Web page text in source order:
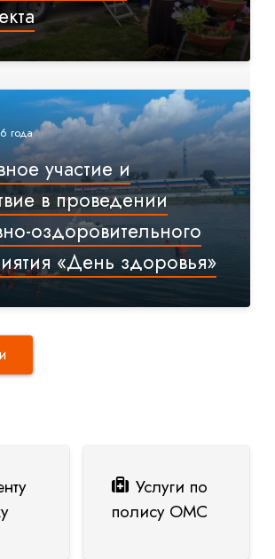
года
участие и
в проведении
оздоровительного
«День здоровья»
Услуги по
полису ОМС